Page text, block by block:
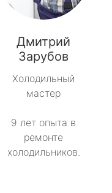
Дмитрий
Зарубов
Холодильный
мастер
9 лет опыта в
ремонте
холодильников.